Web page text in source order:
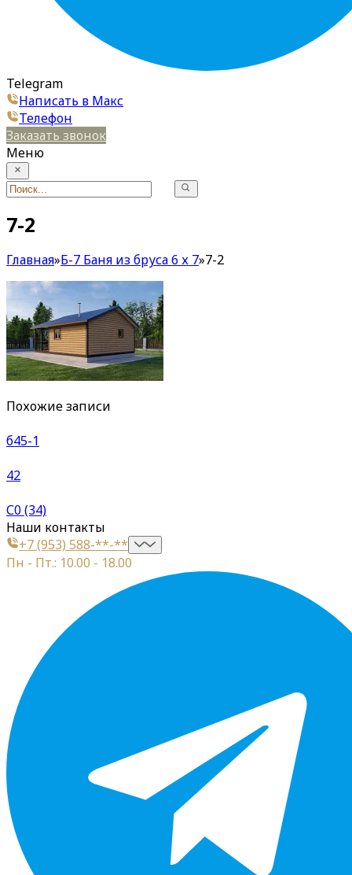
Telegram
Написать в Макс
Телефон
Заказать звонок
Меню
7-2
Главная»Б-7 Баня из бруса 6 х 7»7-2
Похожие записи
б45-1
42
С0 (34)
Наши контакты
+7 (953) 588-**-**
Пн - Пт.: 10.00 - 18.00